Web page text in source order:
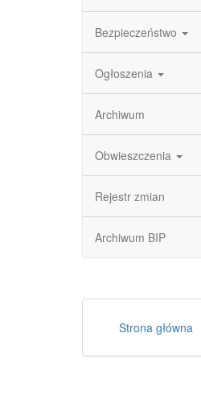
Bezpieczeństwo
Ogłoszenia
Archiwum
Obwieszczenia
Rejestr zmian
Archiwum BIP
Strona główna